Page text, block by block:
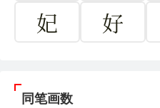
妃
好
同笔画数